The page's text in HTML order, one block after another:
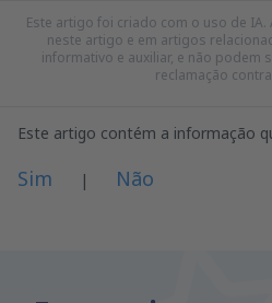
Este artigo foi criado com o uso de
neste artigo e em artigos
informativo e auxiliar, e não podem
reclamação
Este artigo contém a informação
Sim | Não